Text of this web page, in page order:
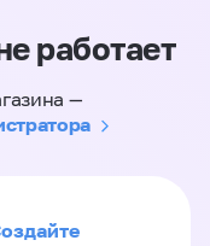
работает
—